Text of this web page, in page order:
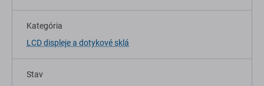
Kategória
LCD displeje a dotykové sklá
Stav